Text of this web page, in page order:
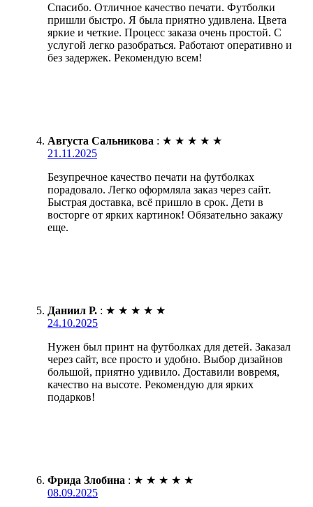
Спасибо. Отличное качество печати. Футболки
пришли быстро. Я была приятно удивлена. Цвета
яркие и четкие. Процесс заказа очень простой. С
услугой легко разобраться. Работают оперативно и
без задержек. Рекомендую всем!
Августа Сальникова : ★ ★ ★ ★ ★
21.11.2025
Безупречное качество печати на футболках
порадовало. Легко оформляла заказ через сайт.
Быстрая доставка, всё пришло в срок. Дети в
восторге от ярких картинок! Обязательно закажу
еще.
Даниил Р. : ★ ★ ★ ★ ★
24.10.2025
Нужен был принт на футболках для детей. Заказал
через сайт, все просто и удобно. Выбор дизайнов
большой, приятно удивило. Доставили вовремя,
качество на высоте. Рекомендую для ярких
подарков!
Фрида Злобина : ★ ★ ★ ★ ★
08.09.2025